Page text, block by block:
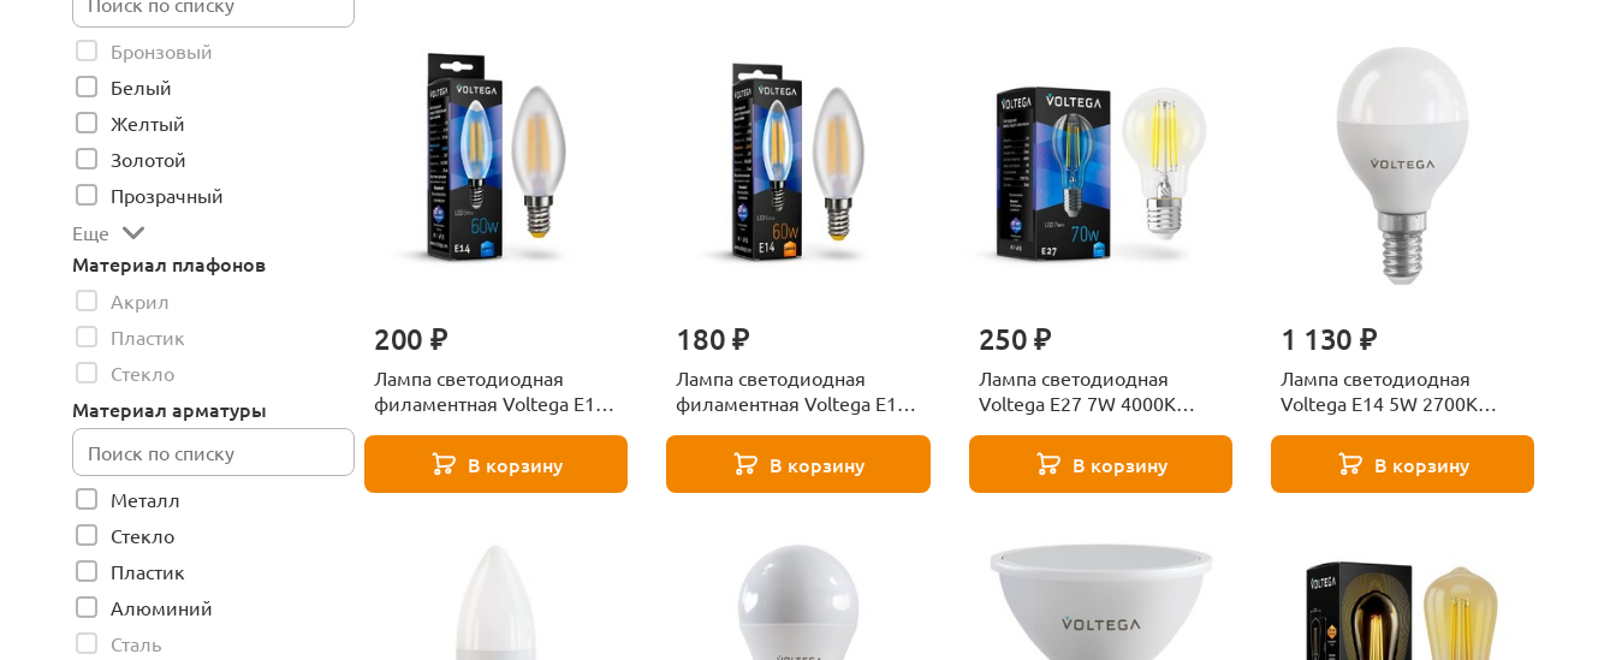
Бронзовый
Белый
Желтый
Золотой
Прозрачный
Еще
Материал плафонов
Акрил
Пластик
Стекло
Материал арматуры
Металл
Стекло
Пластик
Алюминий
Сталь
200 ₽
Лампа светодиодная
филаментная Voltega E14
C2E14cold6W-F 7045
В корзину
180 ₽
Лампа светодиодная
филаментная Voltega E14
C2E14warm6W-F 7044
В корзину
250 ₽
Лампа светодиодная
Voltega E27 7W 4000K
A60E27cold7W-F 7141
В корзину
1 130 ₽
Лампа светодиодная
Voltega E14 5W 2700К
WIFI-5W 2428В корзину